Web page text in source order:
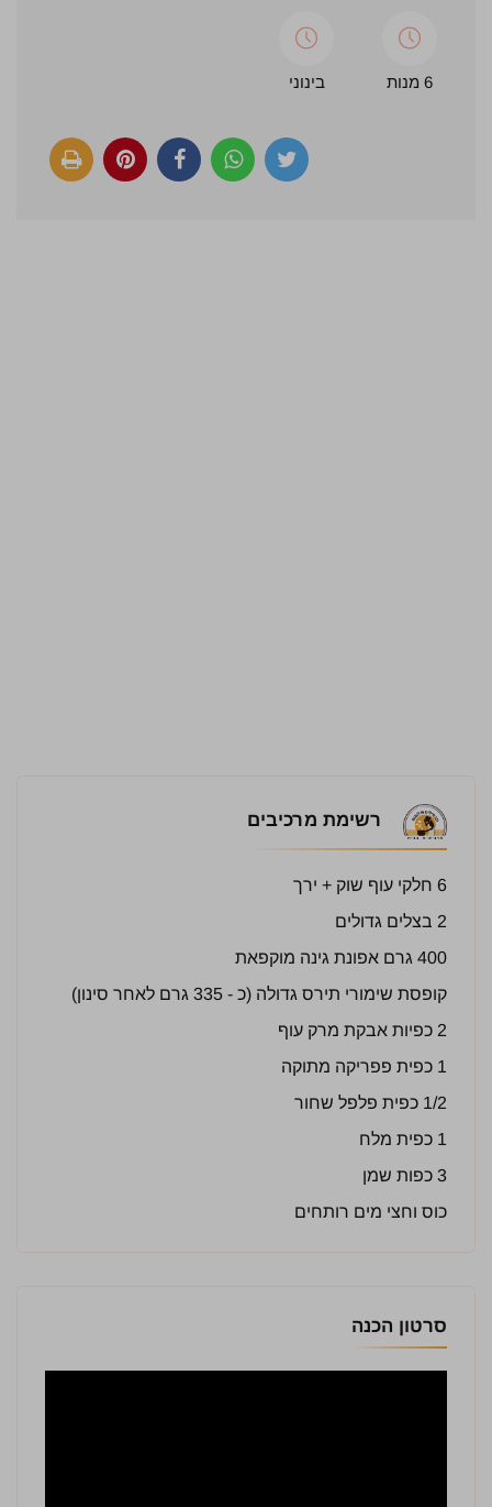
6 מנות בינוני
רשימת מרכיבים
6 חלקי עוף שוק + ירך
2 בצלים גדולים
400 גרם אפונת גינה מוקפאת
קופסת שימורי תירס גדולה (כ - 335 גרם לאחר סינון)
2 כפיות אבקת מרק עוף
1 כפית פפריקה מתוקה
1/2 כפית פלפל שחור
1 כפית מלח
3 כפות שמן
כוס וחצי מים רותחים
סרטון הכנה